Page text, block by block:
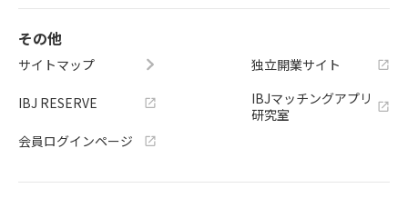
その他
サイトマップ
IBJ RESERVE
会員ログインページ
独立開業サイト
IBJマッチングアプリ
研究室